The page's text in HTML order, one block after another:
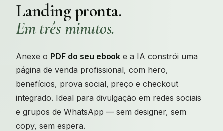
Landing pronta.
Em três minutos.
Anexe o PDF do seu ebook e a IA constrói uma
página de venda profissional, com hero,
benefícios, prova social, preço e checkout
integrado. Ideal para divulgação em redes sociais
e grupos de WhatsApp — sem designer, sem
copy, sem espera.